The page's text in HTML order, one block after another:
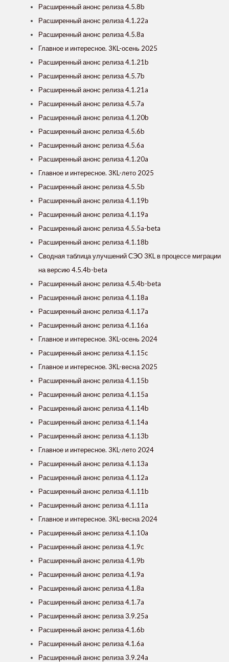
Расширенный анонс релиза 4.5.8b
Расширенный анонс релиза 4.1.22a
Расширенный анонс релиза 4.5.8a
Главное и интересное. 3КL-осень 2025
Расширенный анонс релиза 4.1.21b
Расширенный анонс релиза 4.5.7b
Расширенный анонс релиза 4.1.21a
Расширенный анонс релиза 4.5.7a
Расширенный анонс релиза 4.1.20b
Расширенный анонс релиза 4.5.6b
Расширенный анонс релиза 4.5.6a
Расширенный анонс релиза 4.1.20a
Главное и интересное. 3КL-лето 2025
Расширенный анонс релиза 4.5.5b
Расширенный анонс релиза 4.1.19b
Расширенный анонс релиза 4.1.19a
Расширенный анонс релиза 4.5.5a-beta
Расширенный анонс релиза 4.1.18b
Сводная таблица улучшений СЭО 3КL в процессе миграции
на версию 4.5.4b-beta
Расширенный анонс релиза 4.5.4b-beta
Расширенный анонс релиза 4.1.18a
Расширенный анонс релиза 4.1.17a
Расширенный анонс релиза 4.1.16a
Главное и интересное. 3КL-осень 2024
Расширенный анонс релиза 4.1.15c
Главное и интересное. 3КL-весна 2025
Расширенный анонс релиза 4.1.15b
Расширенный анонс релиза 4.1.15a
Расширенный анонс релиза 4.1.14b
Расширенный анонс релиза 4.1.14a
Расширенный анонс релиза 4.1.13b
Главное и интересное. 3КL-лето 2024
Расширенный анонс релиза 4.1.13a
Расширенный анонс релиза 4.1.12a
Расширенный анонс релиза 4.1.11b
Расширенный анонс релиза 4.1.11a
Главное и интересное. 3КL-весна 2024
Расширенный анонс релиза 4.1.10a
Расширенный анонс релиза 4.1.9c
Расширенный анонс релиза 4.1.9b
Расширенный анонс релиза 4.1.9a
Расширенный анонс релиза 4.1.8a
Расширенный анонс релиза 4.1.7a
Расширенный анонс релиза 3.9.25a
Расширенный анонс релиза 4.1.6b
Расширенный анонс релиза 4.1.6a
Расширенный анонс релиза 3.9.24a